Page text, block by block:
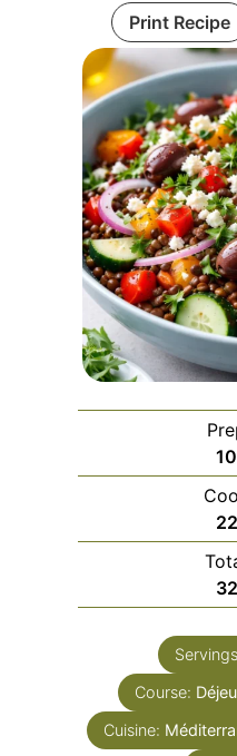
Print Recipe
10
22
32
Course:
Cuisine: